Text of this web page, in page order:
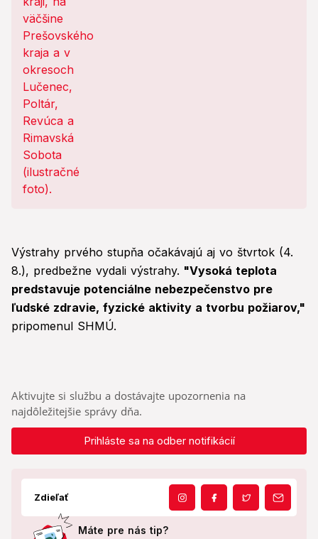
Výstrahy prvého stupňa očakávajú aj vo štvrtok (4.
8.), predbežne vydali výstrahy. "Vysoká teplota
predstavuje potenciálne nebezpečenstvo pre
ľudské zdravie, fyzické aktivity a tvorbu požiarov,"
pripomenul SHMÚ.
Aktivujte si službu a dostávajte upozornenia na
najdôležitejšie správy dňa.
Prihláste sa na odber notifikácií
Zdieľať
Máte pre nás tip?